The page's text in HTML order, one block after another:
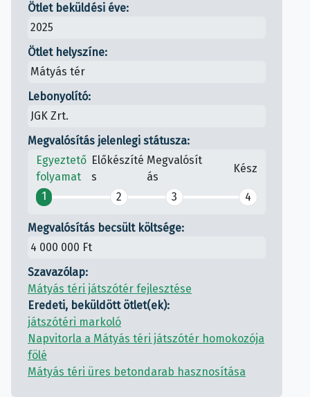
Ötlet beküldési éve:
2025
Ötlet helyszíne:
Mátyás tér
Lebonyolító:
JGK Zrt.
Megvalósítás jelenlegi státusza:
Egyeztető
folyamat
Előkészíté
s
Megvalósít
ás
Kész
1 2 3 4
Megvalósítás becsült költsége:
4 000 000 Ft
Szavazólap:
Mátyás téri játszótér fejlesztése
Eredeti, beküldött ötlet(ek):
játszótéri markoló
Napvitorla a Mátyás téri játszótér homokozója
fölé
Mátyás téri üres betondarab hasznosítása